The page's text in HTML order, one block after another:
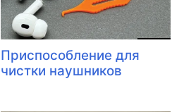
Приспособление для
чистки наушников